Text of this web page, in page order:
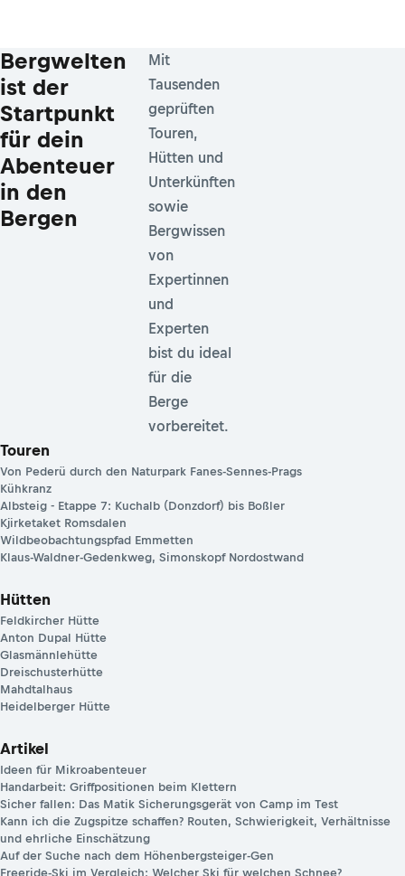
Bergwelten
ist der
Startpunkt
für dein
Abenteuer
in den
Bergen
Mit
Tausenden
geprüften
Touren,
Hütten und
Unterkünften
sowie
Bergwissen
von
Expertinnen
und
Experten
bist du ideal
für die
Berge
vorbereitet.
Touren
Von Pederü durch den Naturpark Fanes-Sennes-Prags
Kühkranz
Albsteig - Etappe 7: Kuchalb (Donzdorf) bis Boßler
Kjirketaket Romsdalen
Wildbeobachtungspfad Emmetten
Klaus-Waldner-Gedenkweg, Simonskopf Nordostwand
Hütten
Feldkircher Hütte
Anton Dupal Hütte
Glasmännlehütte
Dreischusterhütte
Mahdtalhaus
Heidelberger Hütte
Artikel
Ideen für Mikroabenteuer
Handarbeit: Griffpositionen beim Klettern
Sicher fallen: Das Matik Sicherungsgerät von Camp im Test
Kann ich die Zugspitze schaffen? Routen, Schwierigkeit, Verhältnisse
und ehrliche Einschätzung
Auf der Suche nach dem Höhenbergsteiger-Gen
Freeride-Ski im Vergleich: Welcher Ski für welchen Schnee?